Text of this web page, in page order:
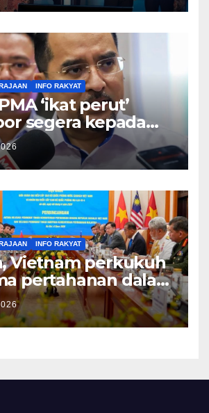
INFO RAKYAT
‘ikat perut’
segera kepada
– Asyraf Wajdi
INFO RAKYAT
Vietnam perkukuh
pertahanan dalam
termasuk
risikan –